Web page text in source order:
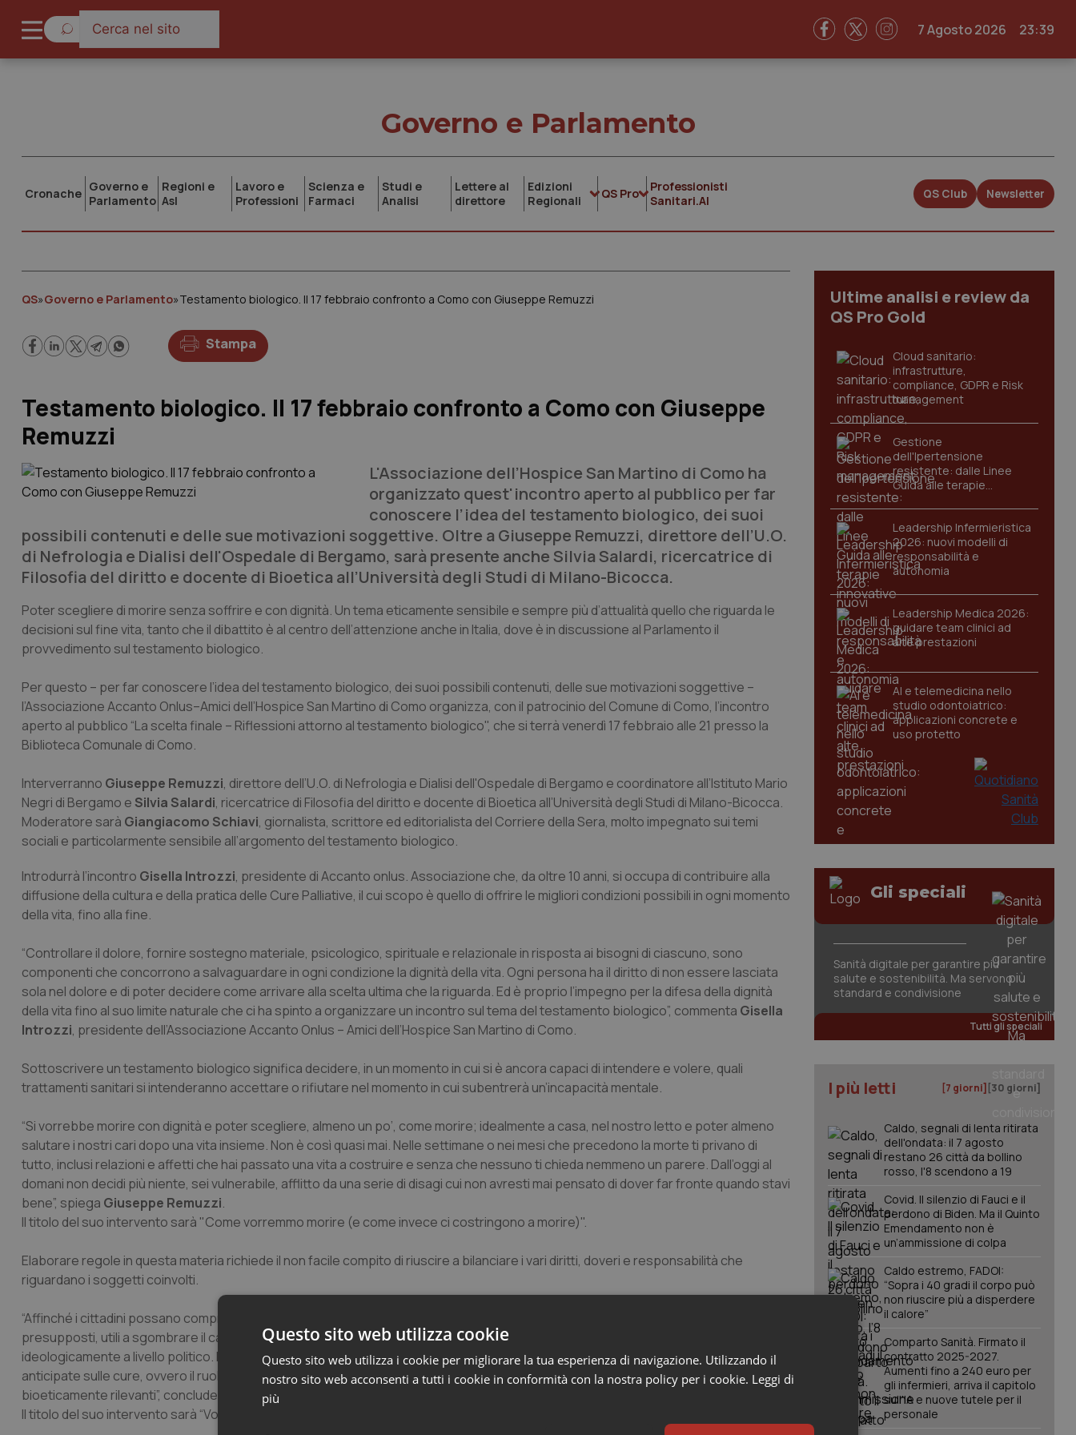
7 Agosto 2026 23:39
Governo e Parlamento
Cronache Governo e
Parlamento
Regioni e
Asl
Lavoro e
Professioni
Scienza e
Farmaci
Studi e
Analisi
Lettere al
direttore
Edizioni
Regionali
QS Pro
Professionisti
Sanitari.AI
QS Club Newsletter
QS»Governo e Parlamento»Testamento biologico. Il 17 febbraio confronto a Como con Giuseppe Remuzzi
Stampa
Testamento biologico. Il 17 febbraio confronto a Como con Giuseppe
Remuzzi
L'Associazione dell’Hospice San Martino di Como ha
organizzato quest'incontro aperto al pubblico per far
conoscere l’idea del testamento biologico, dei suoi
possibili contenuti e delle sue motivazioni soggettive. Oltre a Giuseppe Remuzzi, direttore dell’U.O.
di Nefrologia e Dialisi dell'Ospedale di Bergamo, sarà presente anche Silvia Salardi, ricercatrice di
Filosofia del diritto e docente di Bioetica all’Università degli Studi di Milano-Bicocca.
Poter scegliere di morire senza soffrire e con dignità. Un tema eticamente sensibile e sempre più d’attualità quello che riguarda le
decisioni sul fine vita, tanto che il dibattito è al centro dell’attenzione anche in Italia, dove è in discussione al Parlamento il
provvedimento sul testamento biologico.
Per questo – per far conoscere l’idea del testamento biologico, dei suoi possibili contenuti, delle sue motivazioni soggettive –
l’Associazione Accanto Onlus–Amici dell’Hospice San Martino di Como organizza, con il patrocinio del Comune di Como, l’incontro
aperto al pubblico “La scelta finale – Riflessioni attorno al testamento biologico", che si terrà venerdì 17 febbraio alle 21 presso la
Biblioteca Comunale di Como.
Interverranno Giuseppe Remuzzi, direttore dell’U.O. di Nefrologia e Dialisi dell'Ospedale di Bergamo e coordinatore all’Istituto Mario
Negri di Bergamo e Silvia Salardi, ricercatrice di Filosofia del diritto e docente di Bioetica all’Università degli Studi di Milano-Bicocca.
Moderatore sarà Giangiacomo Schiavi, giornalista, scrittore ed editorialista del Corriere della Sera, molto impegnato sui temi
sociali e particolarmente sensibile all’argomento del testamento biologico.
Introdurrà l’incontro Gisella Introzzi, presidente di Accanto onlus. Associazione che, da oltre 10 anni, si occupa di contribuire alla
diffusione della cultura e della pratica delle Cure Palliative, il cui scopo è quello di offrire le migliori condizioni possibili in ogni momento
della vita, fino alla fine.
“Controllare il dolore, fornire sostegno materiale, psicologico, spirituale e relazionale in risposta ai bisogni di ciascuno, sono
componenti che concorrono a salvaguardare in ogni condizione la dignità della vita. Ogni persona ha il diritto di non essere lasciata
sola nel dolore e di poter decidere come arrivare alla scelta ultima che la riguarda. Ed è proprio l’impegno per la difesa della dignità
della vita fino al suo limite naturale che ci ha spinto a organizzare un incontro sul tema del testamento biologico”, commenta Gisella
Introzzi, presidente dell’Associazione Accanto Onlus – Amici dell’Hospice San Martino di Como.
Sottoscrivere un testamento biologico significa decidere, in un momento in cui si è ancora capaci di intendere e volere, quali
trattamenti sanitari si intenderanno accettare o rifiutare nel momento in cui subentrerà un’incapacità mentale.
“Si vorrebbe morire con dignità e poter scegliere, almeno un po’, come morire; idealmente a casa, nel nostro letto e poter almeno
salutare i nostri cari dopo una vita insieme. Non è così quasi mai. Nelle settimane o nei mesi che precedono la morte ti privano di
tutto, inclusi relazioni e affetti che hai passato una vita a costruire e senza che nessuno ti chieda nemmeno un parere. Dall’oggi al
domani non decidi più niente, sei vulnerabile, afflitto da una serie di disagi cui non avresti mai pensato di dover far fronte quando stavi
bene”, spiega Giuseppe Remuzzi.
Il titolo del suo intervento sarà "Come vorremmo morire (e come invece ci costringono a morire)".
Elaborare regole in questa materia richiede il non facile compito di riuscire a bilanciare i vari diritti, doveri e responsabilità che
riguardano i soggetti coinvolti.
“Affinché i cittadini possano comprendere gli aspetti cruciali della discussione in questa delicata materia vanno chiariti alcuni
presupposti, utili a sgombrare il campo da grossolani fraintendimenti che tuttora generano confusione e sono utilizzati
ideologicamente a livello politico. Il chiarimento passa attraverso l’esplicitazione di tre presupposti chiave in materia di volontà
anticipate sulle cure, ovvero il ruolo del principio di autonomia, la pianificazione anticipata delle cure e il ruolo del diritto nelle materie
bioeticamente rilevanti”, conclude
Silvia Salardi
Il titolo del suo intervento sarà “Volontà anticipate sulle cure: i presupposti per un adeguato intervento legislativo”.
Ultime analisi e review da
QS Pro Gold
Cloud sanitario:
infrastrutture,
compliance, GDPR e Risk
management
Gestione
dell'Ipertensione
resistente: dalle Linee
Guida alle terapie
innovative
Leadership Infermieristica
2026: nuovi modelli di
responsabilità e
autonomia
Leadership Medica 2026:
guidare team clinici ad
alte prestazioni
AI e telemedicina nello
studio odontoiatrico:
applicazioni concrete e
uso protetto
Gli speciali
Sanità digitale per garantire più
salute e sostenibilità. Ma servono
standard e condivisione
Tutti gli speciali
I più letti [7 giorni] [30 giorni]
Caldo, segnali di lenta ritirata
dell'ondata: il 7 agosto
restano 26 città da bollino
rosso, l'8 scendono a 19
Covid. Il silenzio di Fauci e il
perdono di Biden. Ma il Quinto
Emendamento non è
un’ammissione di colpa
Caldo estremo, FADOI:
“Sopra i 40 gradi il corpo può
non riuscire più a disperdere
il calore”
Comparto Sanità. Firmato il
contratto 2025-2027.
Aumenti fino a 240 euro per
gli infermieri, arriva il capitolo
sull'IA e nuove tutele per il
personale
Questo sito web utilizza cookie
Questo sito web utilizza i cookie per migliorare la tua esperienza di navigazione. Utilizzando il
nostro sito web acconsenti a tutti i cookie in conformità con la nostra policy per i cookie. Leggi di
più